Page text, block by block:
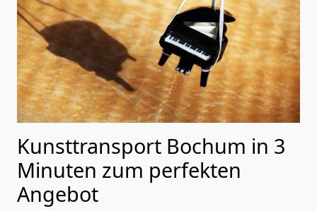
Kunsttransport Bochum in 3
Minuten zum perfekten
Angebot